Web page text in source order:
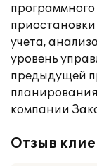
приостановки
учета,
уровень
предыдущей
компании
Отзыв